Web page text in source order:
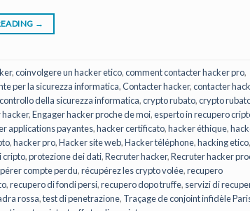
→
,coinvolgere un hacker etico,comment contacter hacker pro,
per la sicurezza informatica,Contacter hacker,contacter
controllo della sicurezza informatica,crypto rubato,crypto
hacker,Engager hacker proche de moi,esperto in recupero
applications payantes,hacker certificato,hacker éthique,
,hacker pro,Hacker site web,Hacker téléphone,hacking etico,
cripto,protezione dei dati,Recruter hacker,Recruter hacker
compte perdu,récupérez les crypto volée,recupero
,recupero di fondi persi,recupero dopo truffe, servizi di
rossa,test di penetrazione, Traçage de conjoint infidèle